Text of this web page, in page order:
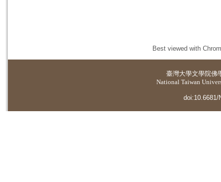
Best viewed with
臺灣大學文學院佛
National Taiwan
doi:10.6681/